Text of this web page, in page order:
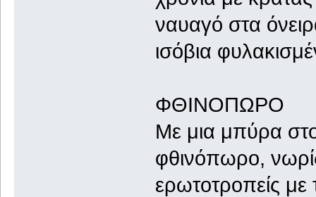
ναυαγό στα
ισόβια
ΦΘΙΝΟΠΩΡΟ
Με μια μπύρα
φθινόπωρο,
ερωτοτροπείς με